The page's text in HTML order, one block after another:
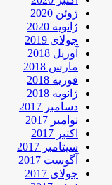
ژوئن 2020
ژانویه 2020
جولای 2019
آوریل 2018
مارس 2018
فوریه 2018
ژانویه 2018
دسامبر 2017
نوامبر 2017
اکتبر 2017
سپتامبر 2017
آگوست 2017
جولای 2017